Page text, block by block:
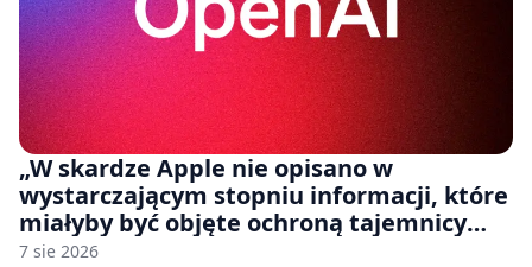
„W skardze Apple nie opisano w
wystarczającym stopniu informacji, które
miałyby być objęte ochroną tajemnicy
handlowej”. OpenAI żąda odrzucenia
7 sie 2026